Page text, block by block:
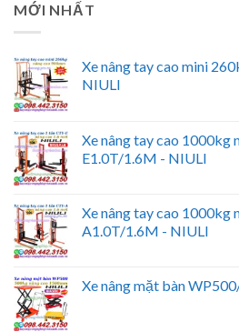
MỚI NHẤT
Xe nâng tay cao mini
NIULI
Xe nâng tay cao 1000kg
E1.0T/1.6M - NIULI
Xe nâng tay cao 1000kg
A1.0T/1.6M - NIULI
Xe nâng mặt bàn